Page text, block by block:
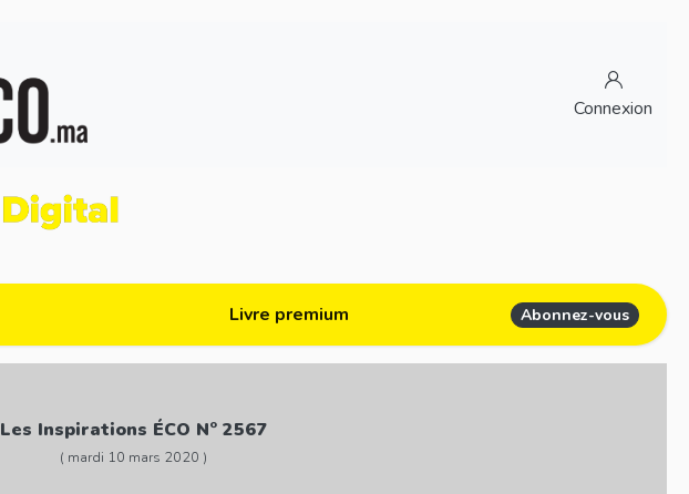
Connexion
Livre premium Abonnez-vous
Les Inspirations ÉCO N° 2567
( mardi 10 mars 2020 )